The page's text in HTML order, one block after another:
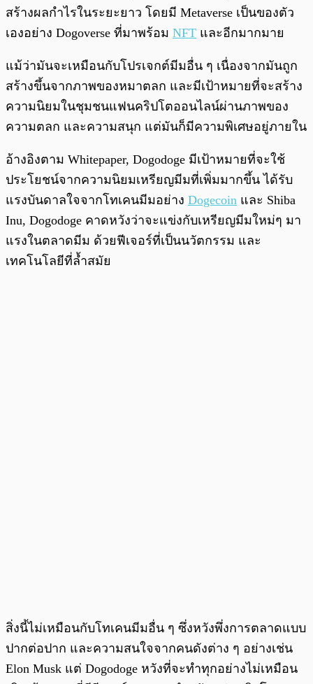
สร้างผลกำไรในระยะยาว โดยมี Metaverse เป็นของตัว
เองอย่าง Dogoverse ที่มาพร้อม NFT และอีกมากมาย
แม้ว่ามันจะเหมือนกับโปรเจกต์มีมอื่น ๆ เนื่องจากมันถูก
สร้างขึ้นจากภาพของหมาตลก และมีเป้าหมายที่จะสร้าง
ความนิยมในชุมชนแฟนคริปโตออนไลน์ผ่านภาพของ
ความตลก และความสนุก แต่มันก็มีความพิเศษอยู่ภายใน
อ้างอิงตาม Whitepaper, Dogodoge มีเป้าหมายที่จะใช้
ประโยชน์จากความนิยมเหรียญมีมที่เพิ่มมากขึ้น ได้รับ
แรงบันดาลใจจากโทเคนมีมอย่าง Dogecoin และ Shiba
Inu, Dogodoge คาดหวังว่าจะแข่งกับเหรียญมีมใหม่ๆ มา
แรงในตลาดมีม ด้วยฟีเจอร์ที่เป็นนวัตกรรม และ
เทคโนโลยีที่ล้ำสมัย
สิ่งนี้ไม่เหมือนกับโทเคนมีมอื่น ๆ ซึ่งหวังพึ่งการตลาดแบบ
ปากต่อปาก และความสนใจจากคนดังต่าง ๆ อย่างเช่น
Elon Musk แต่ Dogodoge หวังที่จะทำทุกอย่างไม่เหมือน